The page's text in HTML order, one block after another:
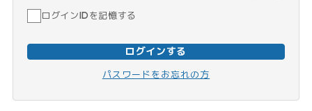
ログインIDを記憶する
ログインする
パスワードをお忘れの方